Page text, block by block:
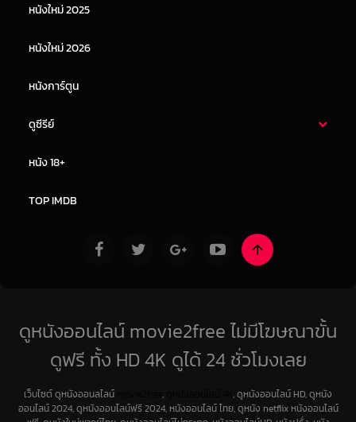
หนังจีน
หนังใหม่ 2025
หนังใหม่ 2026
หนังการ์ตูน
ดูซีรีย์
หนัง 18+
TOP IMDB
ดูหนังออนไลน์ movie2free ไม่มีโฆษณาขั้น
ดูฟรี ทั้ง HD 4K ดูได้ 24 ชั่วโมงเลย
เว็บไซต์ ดูหนังออนลไลน์ ,
, ดูหนังออนไลน์ HD, ดูหนัง
ออนไลน์ 2024, ดูหนังออนไลน์ฟรี 2024, หนังออนไลน์ ไทย, ดูหนัง netflix หนังออนไลน์